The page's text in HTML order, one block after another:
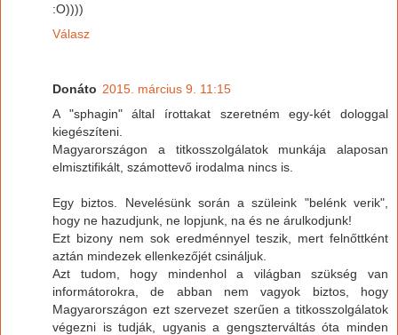
:O))))
Válasz
Donáto 2015. március 9. 11:15
A "sphagin" által írottakat szeretném egy-két dologgal
kiegészíteni.
Magyarországon a titkosszolgálatok munkája alaposan
elmisztifikált, számottevő irodalma nincs is.
Egy biztos. Nevelésünk során a szüleink "belénk verik",
hogy ne hazudjunk, ne lopjunk, na és ne árulkodjunk!
Ezt bizony nem sok eredménnyel teszik, mert felnőttként
aztán mindezek ellenkezőjét csináljuk.
Azt tudom, hogy mindenhol a világban szükség van
informátorokra, de abban nem vagyok biztos, hogy
Magyarországon ezt szervezet szerűen a titkosszolgálatok
végezni is tudják, ugyanis a gengszterváltás óta minden